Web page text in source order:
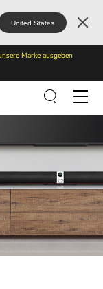
United States
Marke ausgeben